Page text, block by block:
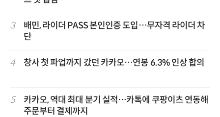
3
배민, 라이더 PASS 본인인증 도입…무자격 라이더 차
단
4 창사 첫 파업까지 갔던 카카오…연봉 6.3% 인상 합의
5
카카오, 역대 최대 분기 실적…카톡에 쿠팡이츠 연동해
주문부터 결제까지